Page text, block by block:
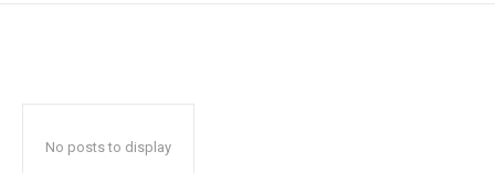
No posts to display